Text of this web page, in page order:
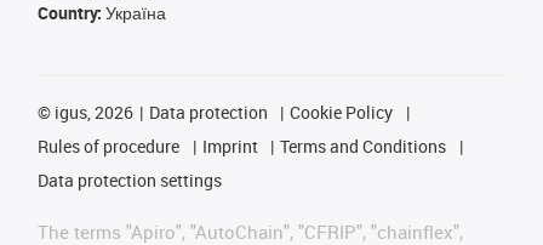
Country: Україна
© igus, 2026 Data protection
Cookie Policy
Rules of procedure
Imprint
Terms and Conditions
Data protection settings
The terms "Apiro", "AutoChain", "CFRIP", "chainflex",